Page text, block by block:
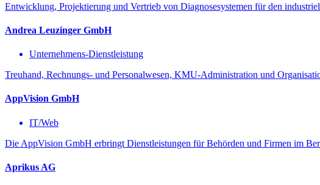
Entwicklung, Projektierung und Vertrieb von Diagnosesystemen für den
Andrea Leuzinger GmbH
Unternehmens-Dienstleistung
Treuhand, Rechnungs- und Personalwesen, KMU-Administration und
AppVision GmbH
IT/Web
Die AppVision GmbH erbringt Dienstleistungen für Behörden und Firmen im
Aprikus AG